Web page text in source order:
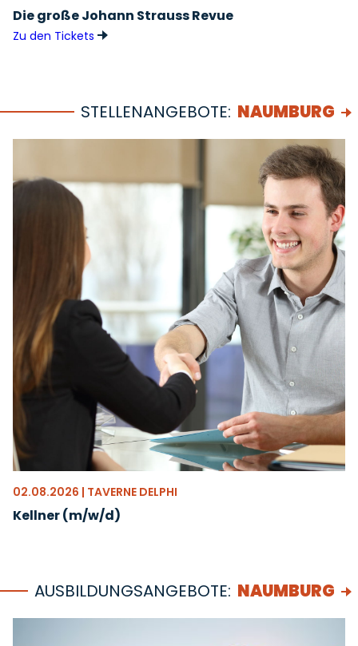
Die große Johann Strauss Revue
Zu den Tickets
STELLENANGEBOTE: NAUMBURG
02.08.2026 | TAVERNE DELPHI
Kellner (m/w/d)
AUSBILDUNGSANGEBOTE: NAUMBURG